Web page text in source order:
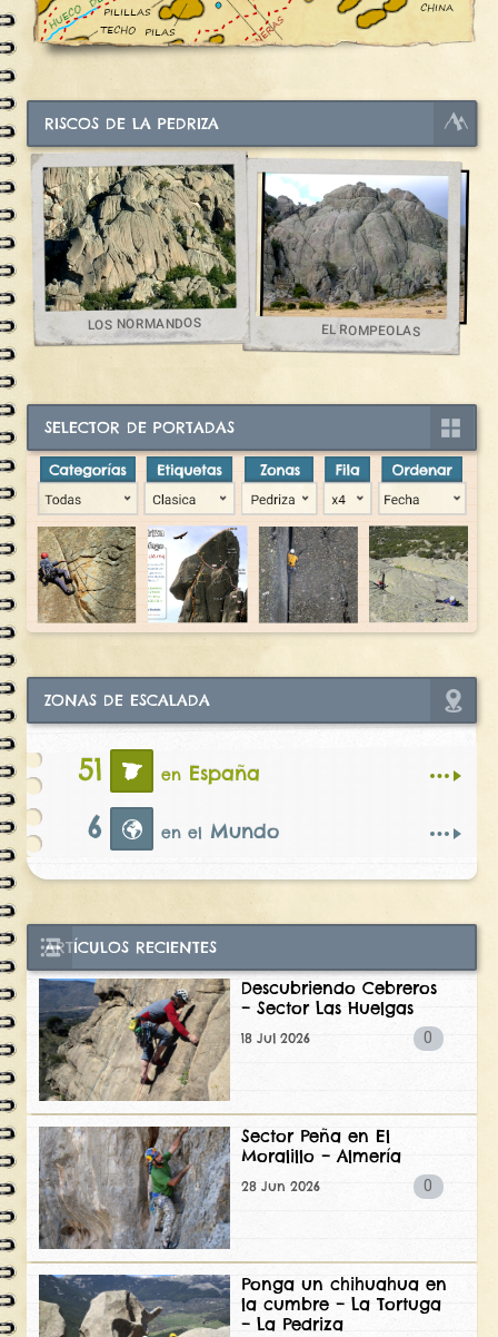
RISCOS DE LA PEDRIZA
LOS NORMANDOS EL ROMPEOLAS
SELECTOR DE PORTADAS
ZONAS DE ESCALADA
51 en España
6 en el Mundo
ARTÍCULOS RECIENTES
Descubriendo Cebreros
– Sector Las Huelgas
18 Jul 2026 0
Sector Peña en El
Moralillo – Almería
28 Jun 2026 0
Ponga un chihuahua en
la cumbre – La Tortuga
– La Pedriza